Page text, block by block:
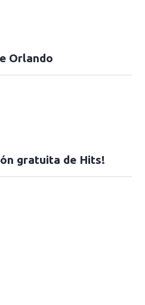
Orlando
gratuita de Hits!